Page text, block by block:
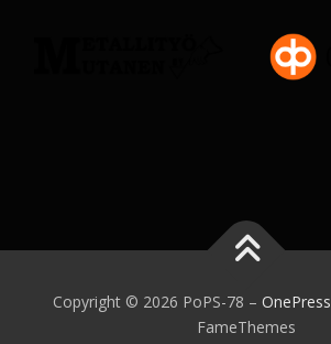
Copyright © 2026 PoPS-78 – OnePress
FameThemes